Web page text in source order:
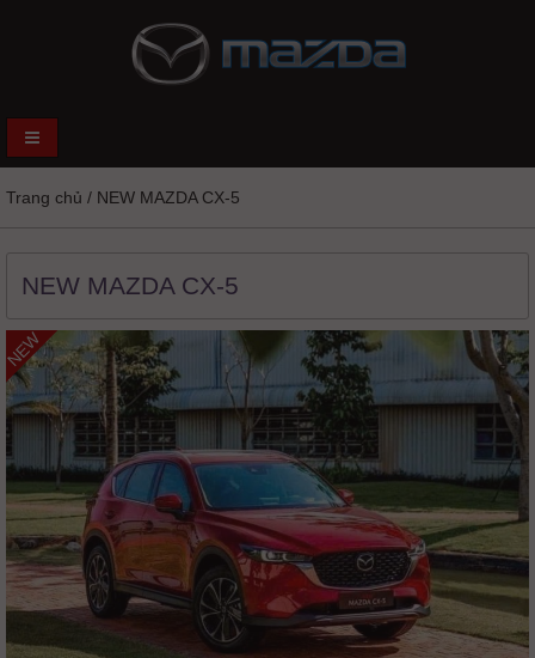
Trang chủ / NEW MAZDA CX-5
NEW MAZDA CX-5
NEW